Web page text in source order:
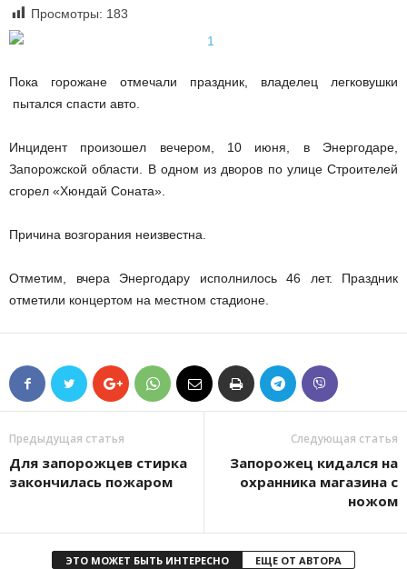
Просмотры: 183
Пока горожане отмечали праздник, владелец легковушки
пытался спасти авто.
Инцидент произошел вечером, 10 июня, в Энергодаре,
Запорожской области. В одном из дворов по улице Строителей
сгорел «Хюндай Соната».
Причина возгорания неизвестна.
Отметим, вчера Энергодару исполнилось 46 лет. Праздник
отметили концертом на местном стадионе.
Предыдущая статья
Для запорожцев стирка
закончилась пожаром
Следующая статья
Запорожец кидался на
охранника магазина с
ножом
ЭТО МОЖЕТ БЫТЬ ИНТЕРЕСНО ЕЩЕ ОТ АВТОРА